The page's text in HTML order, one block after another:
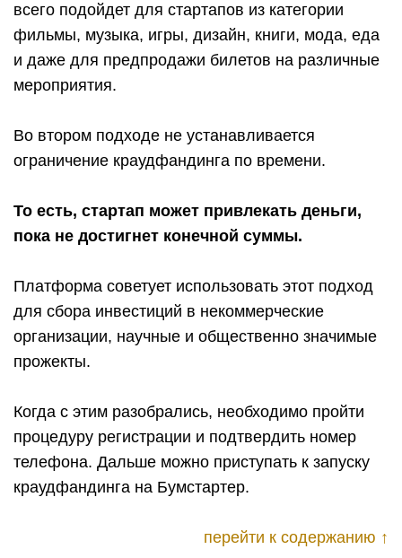
всего подойдет для стартапов из категории
фильмы, музыка, игры, дизайн, книги, мода, еда
и даже для предпродажи билетов на различные
мероприятия.
Во втором подходе не устанавливается
ограничение краудфандинга по времени.
То есть, стартап может привлекать деньги,
пока не достигнет конечной суммы.
Платформа советует использовать этот подход
для сбора инвестиций в некоммерческие
организации, научные и общественно значимые
прожекты.
Когда с этим разобрались, необходимо пройти
процедуру регистрации и подтвердить номер
телефона. Дальше можно приступать к запуску
краудфандинга на Бумстартер.
перейти к содержанию ↑